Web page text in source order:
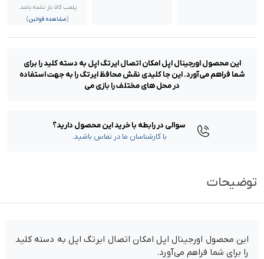
پلمب کالا باز نشده باشد.
(مشاهده قوانین)
این محصول اورجینال اپل امکان اتصال ایرتگ اپل به دسته کلید را برای
شما فراهم می‌آورد. این جا کلیدی نقش محافظ ایرتگ را به جهت استفاده
در محل های مختلف را بازی می
سوالی در رابطه با خرید این محصول دارید؟
با کارشناسان ما در تماس باشید.
توضیحات
این محصول اورجینال اپل امکان اتصال ایرتگ اپل به دسته کلید
را برای شما فراهم می‌آورد.